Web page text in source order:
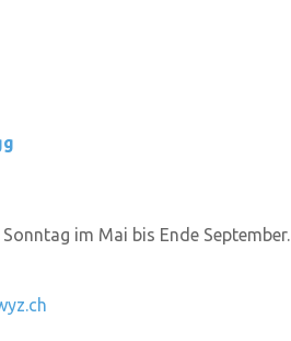
im Mai bis Ende September.